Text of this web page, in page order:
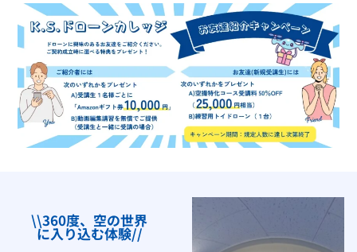
\\360度、空の世界
に入り込む体験//